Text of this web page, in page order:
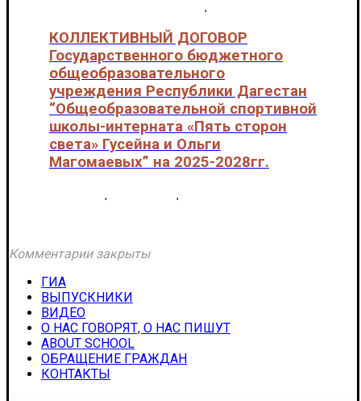
,
КОЛЛЕКТИВНЫЙ ДОГОВОР
Государственного бюджетного
общеобразовательного
учреждения Республики Дагестан
“Общеобразовательной спортивной
школы-интерната «Пять сторон
света» Гусейна и Ольги
Магомаевых” на 2025-2028гг.
Комментарии закрыты
ГИА
ВЫПУСКНИКИ
ВИДЕО
О НАС ГОВОРЯТ, О НАС ПИШУТ
ABOUT SCHOOL
ОБРАЩЕНИЕ ГРАЖДАН
КОНТАКТЫ